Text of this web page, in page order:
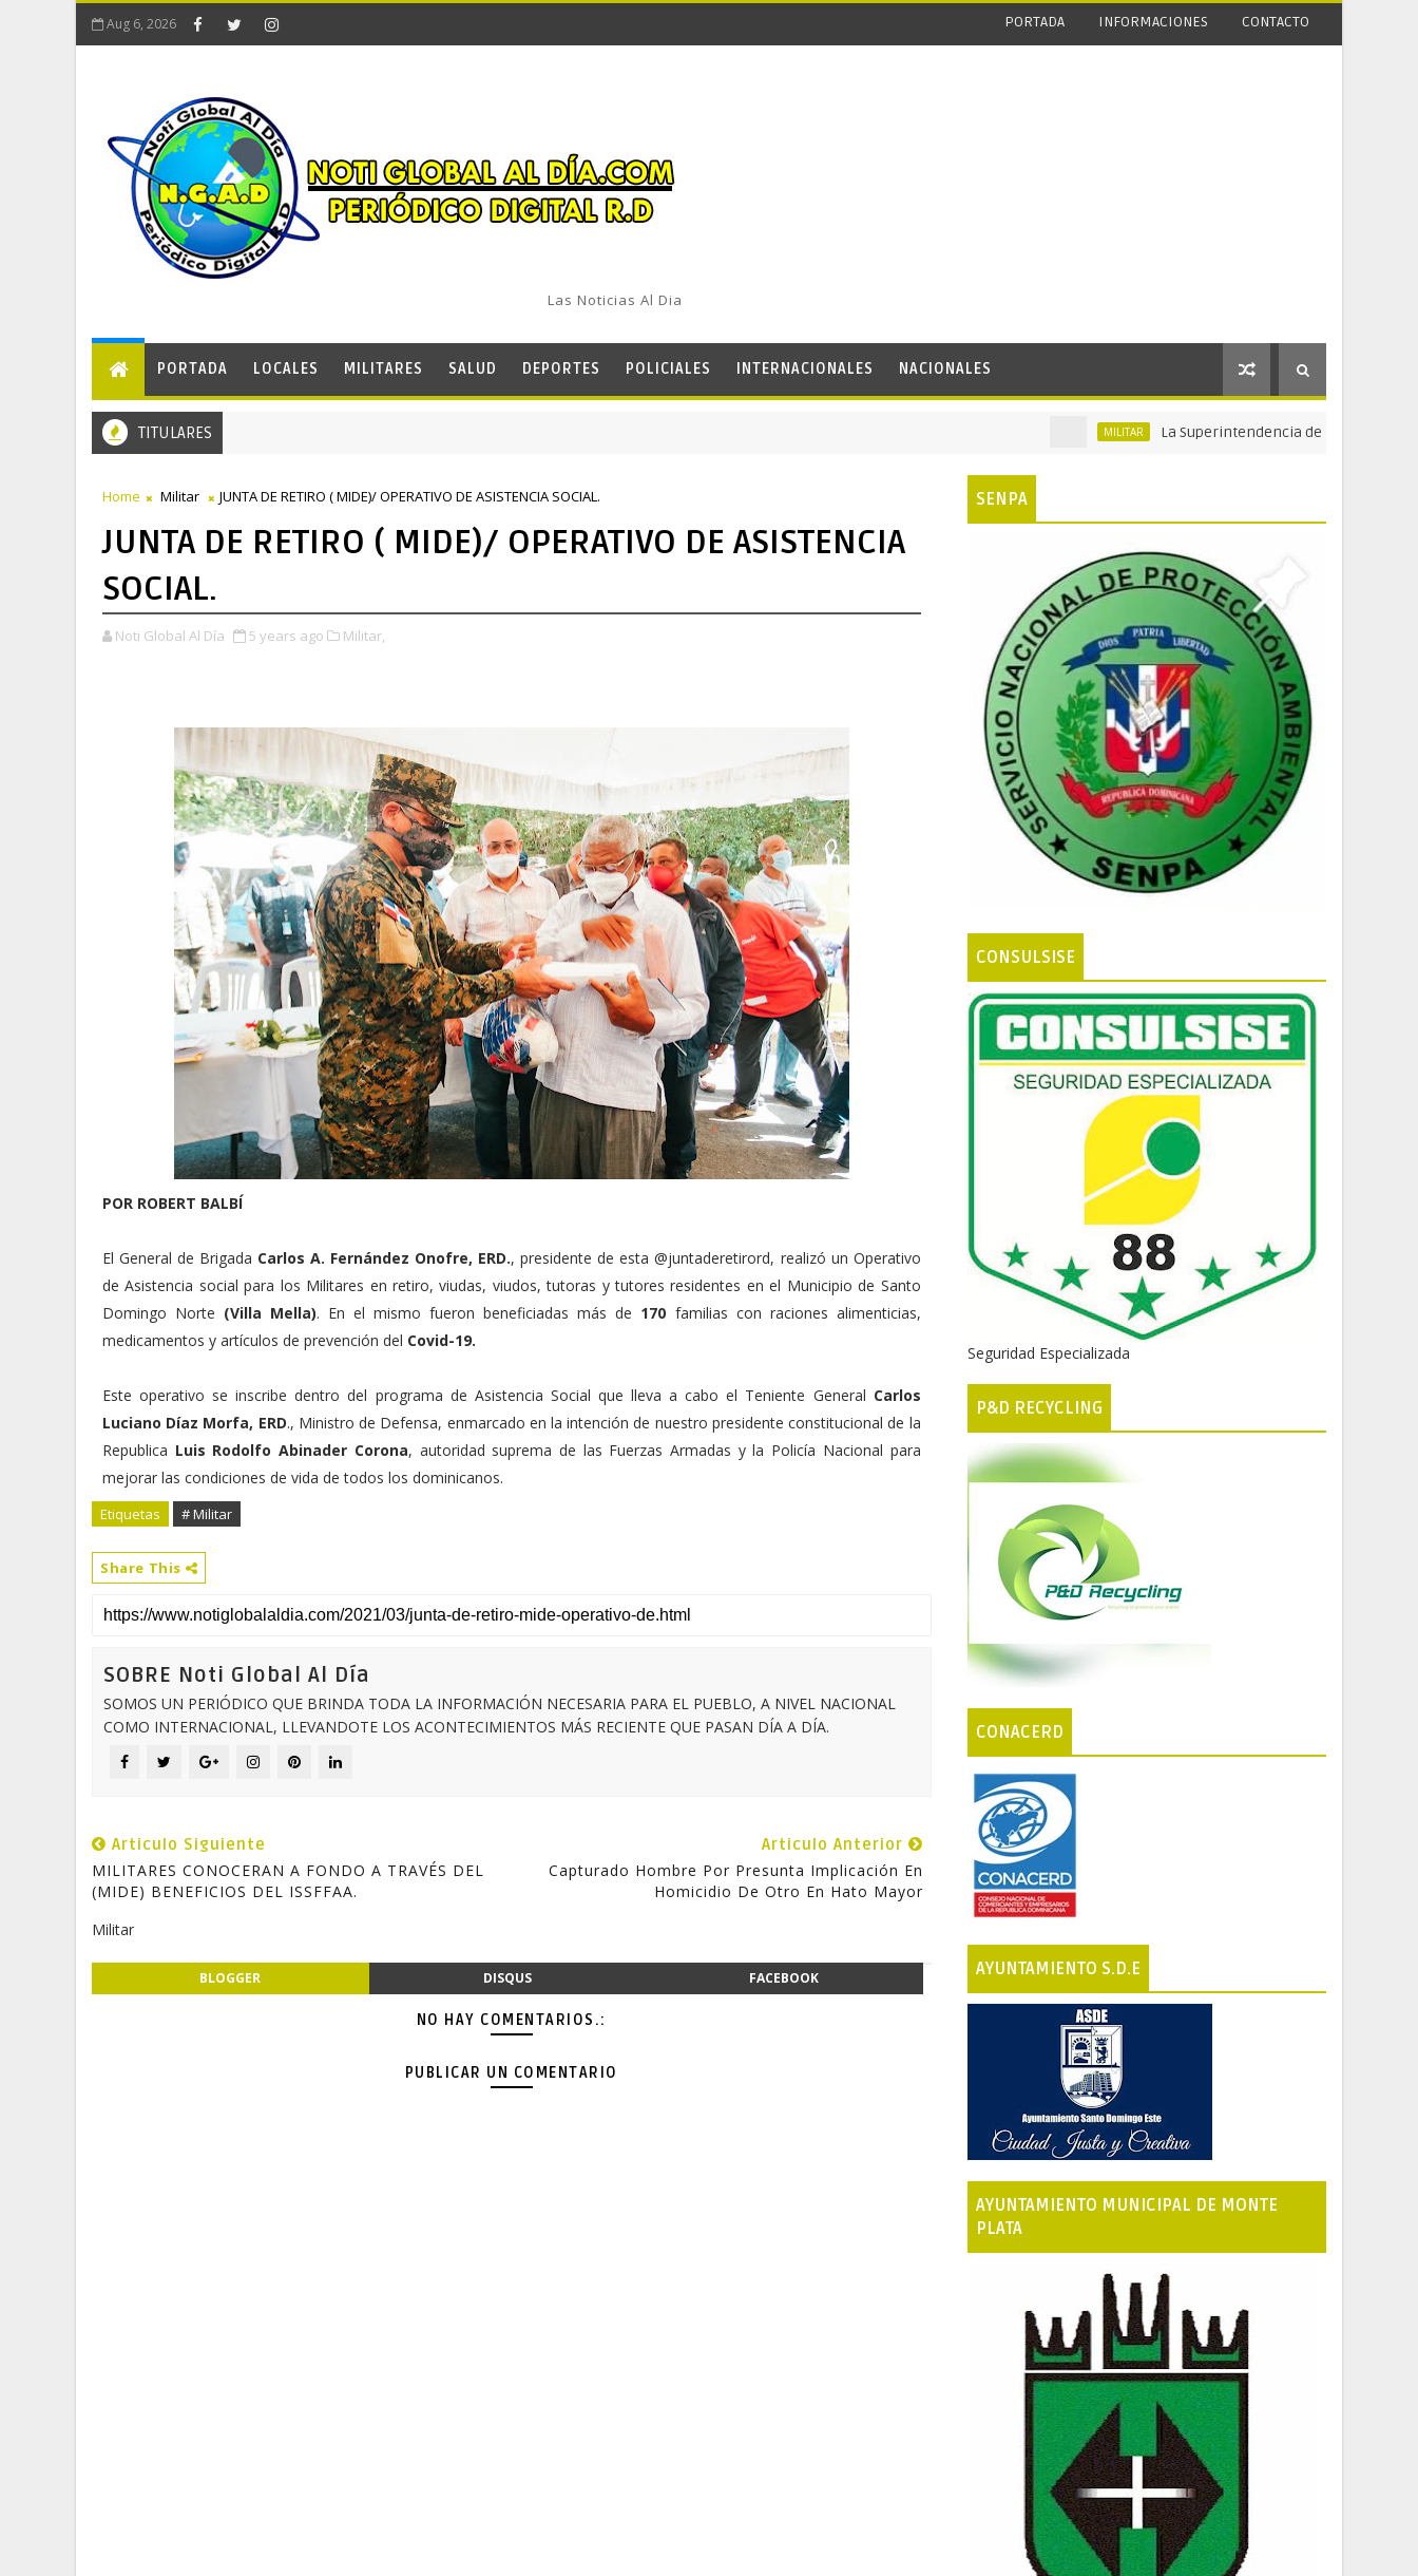
Aug 6, 2026 PORTADA INFORMACIONES CONTACTO
Las Noticias Al Dia
PORTADA LOCALES MILITARES SALUD DEPORTES POLICIALES INTERNACIONALES NACIONALES
TITULARES La Superintendencia de Vigilancia y
Home Militar JUNTA DE RETIRO ( MIDE)/ OPERATIVO DE ASISTENCIA SOCIAL.
JUNTA DE RETIRO ( MIDE)/ OPERATIVO DE ASISTENCIA
SOCIAL.
Noti Global Al Día 5 years ago Militar,
POR ROBERT BALBÍ
El General de Brigada Carlos A. Fernández Onofre, ERD., presidente de esta @juntaderetirord, realizó un Operativo
de Asistencia social para los Militares en retiro, viudas, viudos, tutoras y tutores residentes en el Municipio de Santo
Domingo Norte (Villa Mella). En el mismo fueron beneficiadas más de 170 familias con raciones alimenticias,
medicamentos y artículos de prevención del Covid-19.
Este operativo se inscribe dentro del programa de Asistencia Social que lleva a cabo el Teniente General Carlos
Luciano Díaz Morfa, ERD., Ministro de Defensa, enmarcado en la intención de nuestro presidente constitucional de la
Republica Luis Rodolfo Abinader Corona, autoridad suprema de las Fuerzas Armadas y la Policía Nacional para
mejorar las condiciones de vida de todos los dominicanos.
Etiquetas # Militar
Share This
SOBRE Noti Global Al Día
SOMOS UN PERIÓDICO QUE BRINDA TODA LA INFORMACIÓN NECESARIA PARA EL PUEBLO, A NIVEL NACIONAL
COMO INTERNACIONAL, LLEVANDOTE LOS ACONTECIMIENTOS MÁS RECIENTE QUE PASAN DÍA A DÍA.
Articulo Siguiente
MILITARES CONOCERAN A FONDO A TRAVÉS DEL
(MIDE) BENEFICIOS DEL ISSFFAA.
Articulo Anterior
Capturado Hombre Por Presunta Implicación En
Homicidio De Otro En Hato Mayor
Militar
BLOGGER DISQUS FACEBOOK
NO HAY COMENTARIOS.:
PUBLICAR UN COMENTARIO
SENPA
CONSULSISE
Seguridad Especializada
P&D RECYCLING
CONACERD
AYUNTAMIENTO S.D.E
AYUNTAMIENTO MUNICIPAL DE MONTE
PLATA